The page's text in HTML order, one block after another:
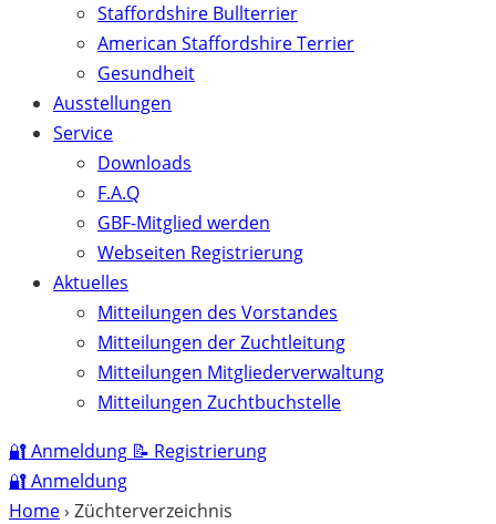
Staffordshire Bullterrier
American Staffordshire Terrier
Gesundheit
Ausstellungen
Service
Downloads
F.A.Q
GBF-Mitglied werden
Webseiten Registrierung
Aktuelles
Mitteilungen des Vorstandes
Mitteilungen der Zuchtleitung
Mitteilungen Mitgliederverwaltung
Mitteilungen Zuchtbuchstelle
🔐Anmeldung 📝 Registrierung
🔐Anmeldung
Home› Züchterverzeichnis